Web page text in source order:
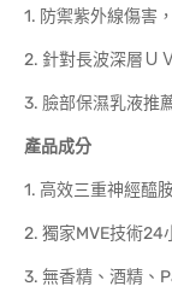
1. 防禦紫外線傷害
2. 針對長波深層Ｕ
3. 臉部保濕乳液推
產品成分
1. 高效三重神經醯
2. 獨家MVE技術24
3. 無香精、酒精、